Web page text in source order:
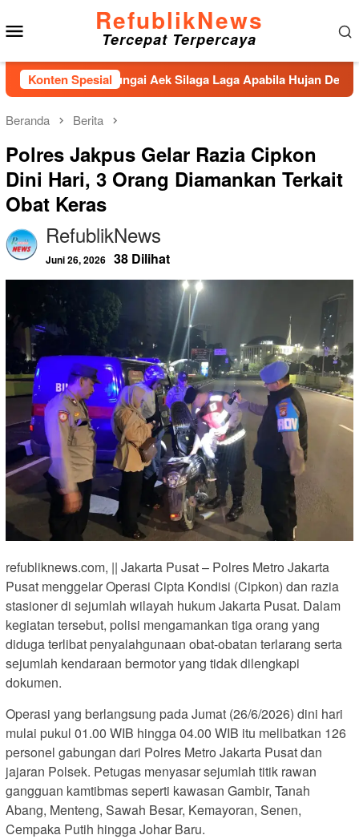
ke
konten
RefublikNews
Tercepat Terpercaya
Konten Spesial
Sungai Aek Silaga Laga Apabila Hujan Deras
Beranda Berita
Polres Jakpus Gelar Razia Cipkon
Dini Hari, 3 Orang Diamankan Terkait
Obat Keras
RefublikNews
Juni 26, 2026 38 Dilihat
refubliknews.com, || Jakarta Pusat – Polres Metro Jakarta
Pusat menggelar Operasi Cipta Kondisi (Cipkon) dan razia
stasioner di sejumlah wilayah hukum Jakarta Pusat. Dalam
kegiatan tersebut, polisi mengamankan tiga orang yang
diduga terlibat penyalahgunaan obat-obatan terlarang serta
sejumlah kendaraan bermotor yang tidak dilengkapi
dokumen.
Operasi yang berlangsung pada Jumat (26/6/2026) dini hari
mulai pukul 01.00 WIB hingga 04.00 WIB itu melibatkan 126
personel gabungan dari Polres Metro Jakarta Pusat dan
jajaran Polsek. Petugas menyasar sejumlah titik rawan
gangguan kamtibmas seperti kawasan Gambir, Tanah
Abang, Menteng, Sawah Besar, Kemayoran, Senen,
Cempaka Putih hingga Johar Baru.